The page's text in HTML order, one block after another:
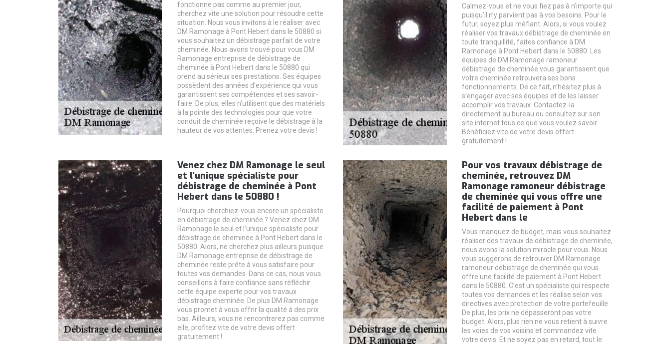
fonctionne pas comme au premier jour,
cherchez vite une solution pour résoudre cette
situation. Nous vous invitons à le réaliser avec
DM Ramonage à Pont Hebert dans le 50880 si
vous souhaitez un débistrage parfait de votre
cheminée. Nous avons trouvé pour vous DM
Ramonage entreprise de débistrage de
cheminée à Pont Hebert dans le 50880 qui
prend au sérieux ses prestations. Ses équipes
possèdent des années d’expérience qui vous
garantissent ses compétences et ses savoir-
faire. De plus, elles n’utilisent que des matériels
à la pointe des technologies pour que votre
conduit de cheminée reçoive le débistrage à la
hauteur de vos attentes. Prenez votre devis !
Calmez-vous et ne vous fiez pas à n’importe qui
puisqu’il n’y parvient pas à vos besoins. Pour le
futur, soyez plus méfiant. Alors, si vous voulez
réaliser vos travaux débistrage de cheminée en
toute tranquillité, faites confiance à DM
Ramonage à Pont Hebert dans le 50880. Les
équipes de DM Ramonage ramoneur
débistrage de cheminée vous garantissent que
votre cheminée retrouvera ses bons
fonctionnements. De ce fait, n’hésitez plus à
s’engager avec ses équipes et de les laisser
accomplir vos travaux. Contactez-la
directement au bureau ou consultez sur son
site internet tous ce que vous voulez savoir.
Bénéficiez vite de votre devis offert
gratuitement !
Venez chez DM Ramonage le seul
et l’unique spécialiste pour
débistrage de cheminée à Pont
Hebert dans le 50880 !
Pourquoi cherchiez-vous encore un spécialiste
en débistrage de cheminée ? Venez chez DM
Ramonage le seul et l’unique spécialiste pour
débistrage de cheminée à Pont Hebert dans le
50880. Alors, ne cherchez plus ailleurs puisque
DM Ramonage entreprise de débistrage de
cheminée reste prête à vous satisfaire pour
toutes vos demandes. Dans ce cas, nous vous
conseillons à faire confiance sans réfléchir
cette équipe experte pour vos travaux
débistrage cheminée. De plus DM Ramonage
vous promet à vous offrir la qualité à des prix
bas. Ailleurs, vous ne rencontrerez pas comme
elle, profitez vite de votre devis offert
gratuitement !
Pour vos travaux débistrage de
cheminée, retrouvez DM
Ramonage ramoneur débistrage
de cheminée qui vous offre une
facilité de paiement à Pont
Hebert dans le
Vous manquez de budget, mais vous souhaitez
réaliser des travaux de débistrage de cheminée,
nous avons la solution miracle pour vous. Nous
vous suggérons de retrouver DM Ramonage
ramoneur débistrage de cheminée qui vous
offre une facilité de paiement à Pont Hebert
dans le 50880. C’est un spécialiste qui respecte
toutes vos demandes et les réalise selon vos
directives avec protection de votre portefeuille.
De plus, les prix ne dépasseront pas votre
budget. Alors, plus rien ne vous retient à suivre
les voies de vos voisins et commandez vite
votre devis. Et ne soyez pas en retard, tout le